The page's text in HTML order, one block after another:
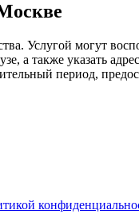
Услугой могут
а также указать
период,